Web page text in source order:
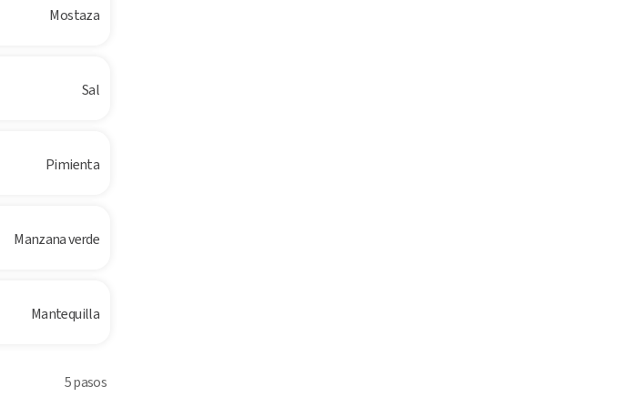
Mostaza
Sal
Pimienta
Manzana verde
Mantequilla
5 pasos